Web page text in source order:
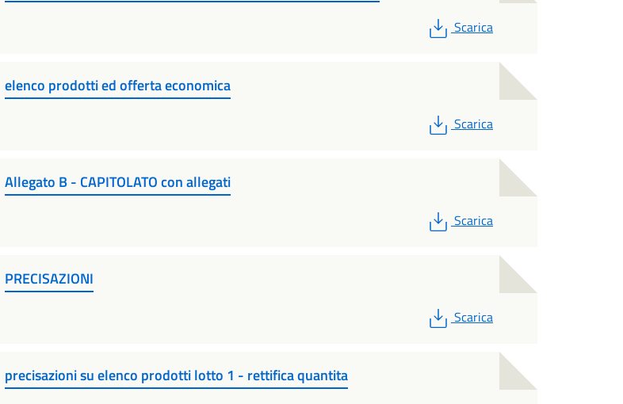
PDF
Scarica
elenco prodotti ed offerta economica
PDF
Scarica
Allegato B - CAPITOLATO con allegati
PDF
Scarica
PRECISAZIONI
PDF
Scarica
precisazioni su elenco prodotti lotto 1 - rettifica quantita